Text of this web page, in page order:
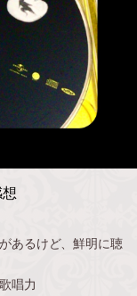
あるけど、鮮明に聴
唱力